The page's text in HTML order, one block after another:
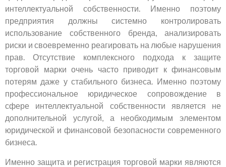
интеллектуальной собственности. Именно поэтому
предприятия должны системно контролировать
использование собственного бренда, анализировать
риски и своевременно реагировать на любые нарушения
прав. Отсутствие комплексного подхода к защите
торговой марки очень часто приводит к финансовым
потерям даже у стабильного бизнеса. Именно поэтому
профессиональное юридическое сопровождение в
сфере интеллектуальной собственности является не
дополнительной услугой, а необходимым элементом
юридической и финансовой безопасности современного
бизнеса.
Именно защита и регистрация торговой марки являются